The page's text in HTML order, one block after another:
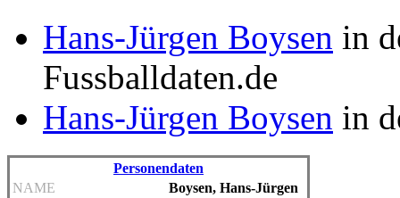
Hans-Jürgen Boysen in
Fussballdaten.de
Hans-Jürgen Boysen in
Personendaten
NAME
Boysen, Hans-Jürgen